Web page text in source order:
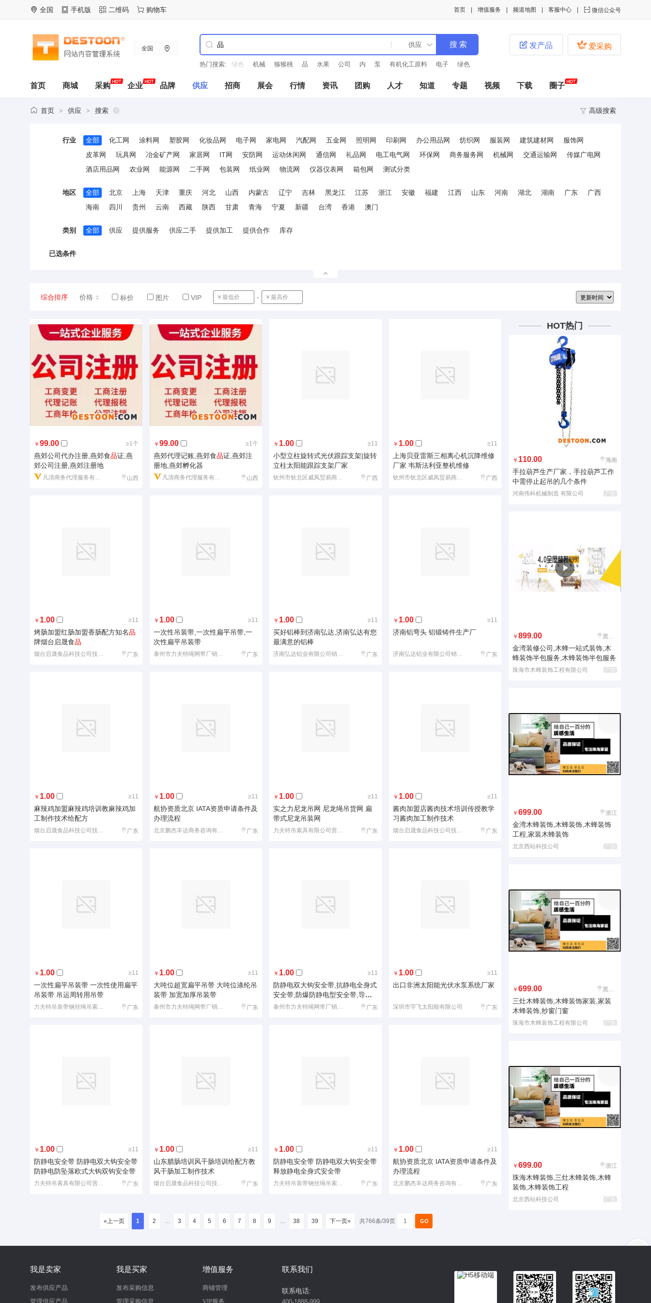
全国 手机版 二维码 购物车  微信公众号
客服中心
频道地图
增值服务
首页
全国
热门搜索: 机械 猕猴桃 品 水果 公司 内 泵 有机化工原料 电子 绿色
 爱采购
 发产品
首页 商城 采购 企业 品牌 供应 招商 展会 行情 资讯 团购 人才 知道 专题 视频 下载 圈子
高级搜索
首页 > 供应 > 搜索
行业 全部 化工网 涂料网 塑胶网 化妆品网 电子网 家电网 汽配网 五金网 照明网 印刷网 办公用品网 纺织网 服装网 建筑建材网
服饰网
皮革网
玩具网 冶金矿产网 家居网 IT网 安防网 运动休闲网 通信网 礼品网 电工电气网 环保网 商务服务网 机械网 交通运输网
传媒广电网
酒店用品网
农业网 能源网 二手网 包装网 纸业网 物流网 仪器仪表网 箱包网 测试分类
地区 全部 北京 上海 天津 重庆 河北 山西 内蒙古 辽宁 吉林 黑龙江 江苏 浙江 安徽 福建 江西 山东 河南 湖北 湖南 广东
广西
海南
四川 贵州 云南 西藏 陕西 甘肃 青海 宁夏 新疆 台湾 香港 澳门
类别 全部 供应 提供服务 供应二手 提供加工 提供合作 库存
已选条件
综合排序 价格 标价 图片 VIP -
￥ 99.00 ≥1个
燕郊公司代办注册,燕郊食品证,燕
郊公司注册,燕郊注册地
凡清商务代理服务有限公司 山西
￥ 99.00 ≥1个
燕郊代理记账,燕郊食品证,燕郊注
册地,燕郊孵化器
凡清商务代理服务有限公司 山西
￥ 1.00 ≥11
小型立柱旋转式光伏跟踪支架|旋转
立柱太阳能跟踪支架厂家
钦州市钦北区威凤贸易商行(微型企业) 广西
￥ 1.00 ≥11
上海贝亚雷斯三相离心机沉降维修
厂家 韦斯法利亚整机维修
钦州市钦北区威凤贸易商行(微型企业) 广西
￥ 1.00 ≥11
烤肠加盟红肠加盟香肠配方知名品
牌烟台启晟食品
烟台启晟食品科技公司技术部 广东
￥ 1.00 ≥11
一次性吊装带,一次性扁平吊带,一
次性扁平吊装带
泰州市力夫特绳网带厂销售部 广东
￥ 1.00 ≥11
买好铝棒到济南弘达,济南弘达有您
最满意的铝棒
济南弘达铝业有限公司销售部 广东
￥ 1.00 ≥11
济南铝弯头 铝锻铸件生产厂
济南弘达铝业有限公司销售部 广东
￥ 1.00 ≥11
麻辣鸡加盟麻辣鸡培训教麻辣鸡加
工制作技术给配方
烟台启晟食品科技公司技术部 广东
￥ 1.00 ≥11
航协资质北京 IATA资质申请条件及
办理流程
北京鹏杰丰达商务咨询有限公司 广东
￥ 1.00 ≥11
实之力尼龙吊网 尼龙绳吊货网 扁
带式尼龙吊装网
力夫特吊索具有限公司营销部 广东
￥ 1.00 ≥11
酱肉加盟店酱肉技术培训传授教学
习酱肉加工制作技术
烟台启晟食品科技公司技术部 广东
￥ 1.00 ≥11
一次性扁平吊装带 一次性使用扁平
吊装带 吊运周转用吊带
力夫特吊装带钢丝绳吊索具有限公司销售部 广东
￥ 1.00 ≥11
大吨位超宽扁平吊带 大吨位涤纶吊
装带 加宽加厚吊装带
泰州市力夫特绳网带厂销售部 广东
￥ 1.00 ≥11
防静电双大钩安全带,抗静电全身式
安全带,防爆防静电型安全带,导电
型全身式安全带
泰州市力夫特绳网带厂销售部 广东
￥ 1.00 ≥11
出口非洲太阳能光伏水泵系统厂家
深圳市宇飞太阳能有限公司 广东
￥ 1.00 ≥11
防静电安全带 防静电双大钩安全带
防静电防坠落欧式大钩双钩安全带
力夫特吊索具有限公司营销部 广东
￥ 1.00 ≥11
山东腊肠培训风干肠培训给配方教
风干肠加工制作技术
烟台启晟食品科技公司技术部 广东
￥ 1.00 ≥11
防静电安全带 防静电双大钩安全带
释放静电全身式安全带
力夫特吊装带钢丝绳吊索具有限公司销售部 广东
￥ 1.00 ≥11
航协资质北京 IATA资质申请条件及
办理流程
北京鹏杰丰达商务咨询有限公司 广东
«上一页 1 2 … 3 4 5 6 7 8 9 … 38 39 下一页» 共766条/39页
HOT热门
￥ 110.00 海南
手拉葫芦生产厂家，手拉葫芦工作
中需停止起吊的几个条件
河南伟科机械制造 有限公司 广告
￥ 899.00 黑龙江
金湾装修公司,木蜂一站式装饰,木
蜂装饰半包服务,木蜂装饰半包服务
珠海市木蜂装饰工程有限公司 广告
￥ 699.00 浙江
金湾木蜂装饰,木蜂装饰,木蜂装饰
工程,家装木蜂装饰
北京西站科技公司 广告
￥ 699.00 黑龙江
三灶木蜂装饰,木蜂装饰家装,家装
木蜂装饰,纱窗门窗
珠海市木蜂装饰工程有限公司 广告
￥ 699.00 浙江
珠海木蜂装饰,三灶木蜂装饰,木蜂
装饰,木蜂装饰工程
北京西站科技公司 广告
我是卖家
发布供应产品
管理供应产品
我是买家
发布采购信息
管理采购信息
增值服务
商铺管理
VIP服务
联系我们
联系电话: